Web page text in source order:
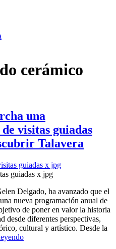
cerámico
una
visitas guiadas
Talavera
guiadas x jpg
Delgado, ha avanzado que el
nueva programación anual de
de poner en valor la historia
desde diferentes perspectivas,
cultural y artístico. Desde la
Turismo